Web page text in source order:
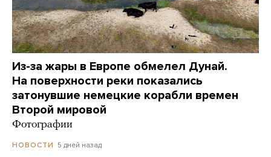
Из-за жары в Европе обмелел Дунай.
На поверхности реки показались
затонувшие немецкие корабли времен
Второй мировой
Фотографии
НОВОСТИ 5 дней назад